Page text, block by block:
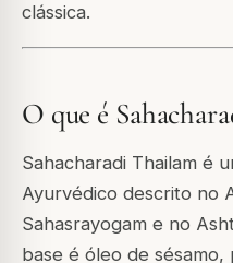
clássica.
O que é
Sahacharadi Thailam é
Ayurvédico descrito no
Sahasrayogam e no
base é óleo de